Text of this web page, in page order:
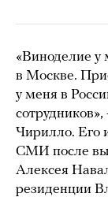
«Виноделие у
в Москве.
у меня в
Чирилло. Его
СМИ после
Алексея
резиденции